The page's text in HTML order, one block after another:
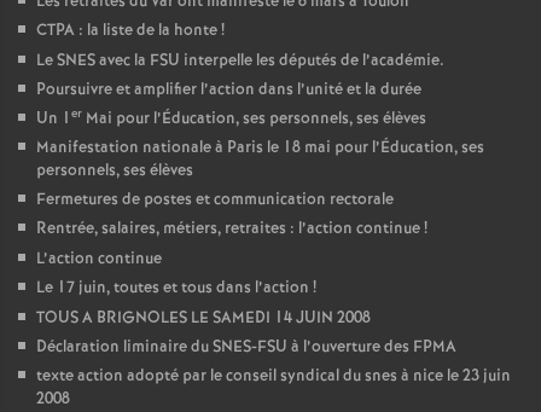
CTPA : la liste de la honte!
Le SNES avec la FSU interpelle les députés de l’académie.
Poursuivre et amplifier l’action dans l’unité et la durée
Un 1 er Mai pour l’Éducation, ses personnels, ses élèves
Manifestation nationale à Paris le 18 mai pour l’Éducation, ses
personnels, ses élèves
Fermetures de postes et communication rectorale
Rentrée, salaires, métiers, retraites : l’action continue!
L’action continue
Le 17 juin, toutes et tous dans l’action !
TOUS A BRIGNOLES LE SAMEDI 14 JUIN 2008
Déclaration liminaire du SNES-FSU à l’ouverture des FPMA
texte action adopté par le conseil syndical du snes à nice le 23 juin
2008